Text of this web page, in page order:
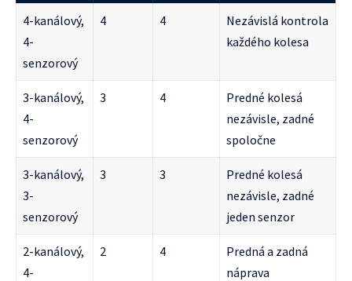
4-kanálový,
4-
senzorový
4 4
Nezávislá kontrola
každého kolesa
3-kanálový,
4-
senzorový
3 4
Predné kolesá
nezávisle, zadné
spoločne
3-kanálový,
3-
senzorový
3 3
Predné kolesá
nezávisle, zadné
jeden senzor
2-kanálový,
4-
2 4
Predná a zadná
náprava